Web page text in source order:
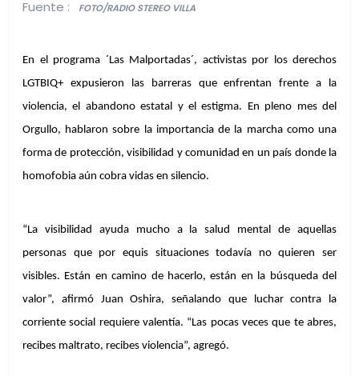
Fuente : FOTO/RADIO STEREO VILLA
En el programa ´Las Malportadas´, activistas por los derechos
LGTBIQ+ expusieron las barreras que enfrentan frente a la
violencia, el abandono estatal y el estigma. En pleno mes del
Orgullo, hablaron sobre la importancia de la marcha como una
forma de protección, visibilidad y comunidad en un país donde la
homofobia aún cobra vidas en silencio.
“La visibilidad ayuda mucho a la salud mental de aquellas
personas que por equis situaciones todavía no quieren ser
visibles. Están en camino de hacerlo, están en la búsqueda del
valor”, afirmó Juan Oshira, señalando que luchar contra la
corriente social requiere valentía. “Las pocas veces que te abres,
recibes maltrato, recibes violencia”, agregó.